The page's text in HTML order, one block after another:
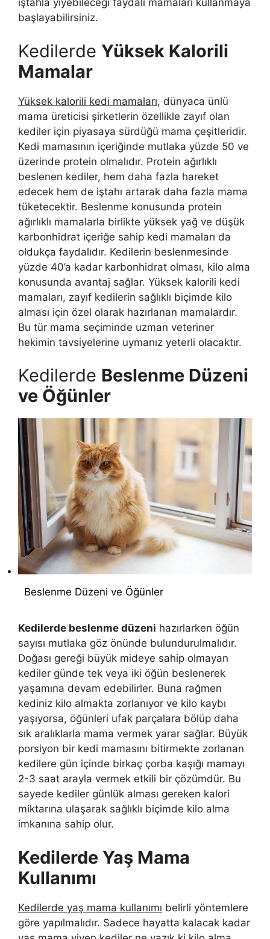
iştahla yiyebileceği faydalı mamaları kullanmaya
başlayabilirsiniz.
Kedilerde Yüksek Kalorili
Mamalar
Yüksek kalorili kedi mamaları, dünyaca ünlü
mama üreticisi şirketlerin özellikle zayıf olan
kediler için piyasaya sürdüğü mama çeşitleridir.
Kedi mamasının içeriğinde mutlaka yüzde 50 ve
üzerinde protein olmalıdır. Protein ağırlıklı
beslenen kediler, hem daha fazla hareket
edecek hem de iştahı artarak daha fazla mama
tüketecektir. Beslenme konusunda protein
ağırlıklı mamalarla birlikte yüksek yağ ve düşük
karbonhidrat içeriğe sahip kedi mamaları da
oldukça faydalıdır. Kedilerin beslenmesinde
yüzde 40’a kadar karbonhidrat olması, kilo alma
konusunda avantaj sağlar. Yüksek kalorili kedi
mamaları, zayıf kedilerin sağlıklı biçimde kilo
alması için özel olarak hazırlanan mamalardır.
Bu tür mama seçiminde uzman veteriner
hekimin tavsiyelerine uymanız yeterli olacaktır.
Kedilerde Beslenme Düzeni
ve Öğünler
Beslenme Düzeni ve Öğünler
Kedilerde beslenme düzeni hazırlarken öğün
sayısı mutlaka göz önünde bulundurulmalıdır.
Doğası gereği büyük mideye sahip olmayan
kediler günde tek veya iki öğün beslenerek
yaşamına devam edebilirler. Buna rağmen
kediniz kilo almakta zorlanıyor ve kilo kaybı
yaşıyorsa, öğünleri ufak parçalara bölüp daha
sık aralıklarla mama vermek yarar sağlar. Büyük
porsiyon bir kedi mamasını bitirmekte zorlanan
kedilere gün içinde birkaç çorba kaşığı mamayı
2-3 saat arayla vermek etkili bir çözümdür. Bu
sayede kediler günlük alması gereken kalori
miktarına ulaşarak sağlıklı biçimde kilo alma
imkanına sahip olur.
Kedilerde Yaş Mama
Kullanımı
Kedilerde yaş mama kullanımı belirli yöntemlere
göre yapılmalıdır. Sadece hayatta kalacak kadar